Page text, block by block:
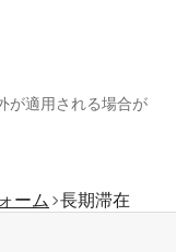
が適用される場合が
ーム 長期滞在